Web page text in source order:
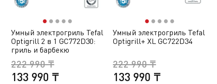
●● ● ● ●
Умный электрогриль Tefal
Optigrill 2 в 1 GC772D30:
гриль и барбекю
133 990 ₸
222 990 ₸
●● ● ● ●
Умный электрогриль Tefal
Optigrill+ XL GC722D34
133 990 ₸
222 990 ₸